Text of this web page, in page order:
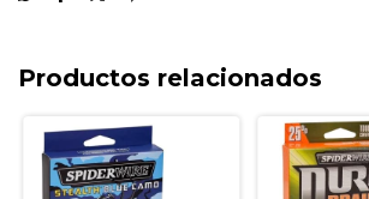
Productos relacionados